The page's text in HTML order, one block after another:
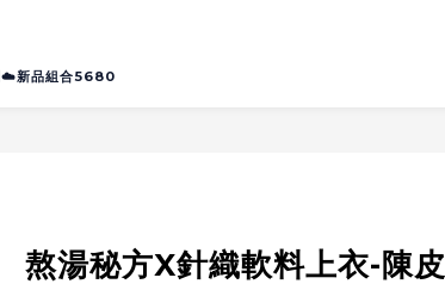
☁️新品組合5680
熬湯秘方X針織軟料上衣-陳皮